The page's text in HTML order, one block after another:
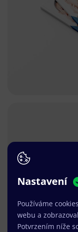
Nastavení
Používáme
webu a
Potvrzením níže